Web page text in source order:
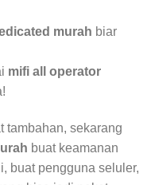
murah biar
mifi all operator
tambahan, sekarang
buat keamanan
buat pengguna seluler,